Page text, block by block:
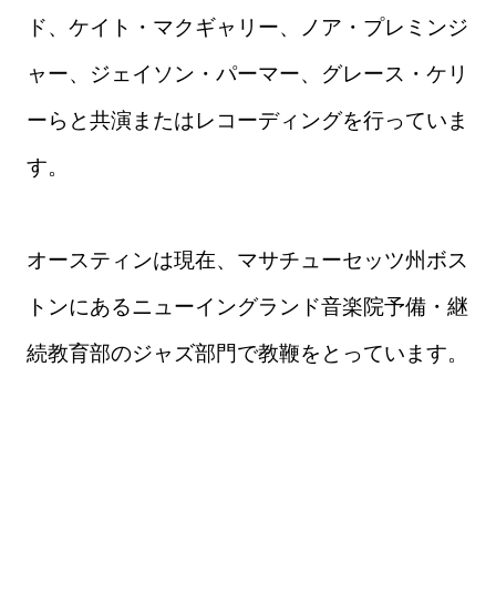
ド、ケイト・マクギャリー、ノア・プレミンジ
ャー、ジェイソン・パーマー、グレース・ケリ
ーらと共演またはレコーディングを行っていま
す。
オースティンは現在、マサチューセッツ州ボス
トンにあるニューイングランド音楽院予備・継
続教育部のジャズ部門で教鞭をとっています。